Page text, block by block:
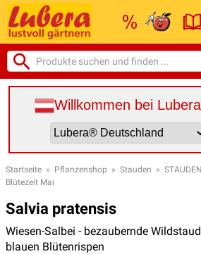
Willkommen bei
Startseite » Pflanzenshop » Stauden »
Blütezeit Mai
Salvia pratensis
Wiesen-Salbei - bezaubernde
blauen Blütenrispen